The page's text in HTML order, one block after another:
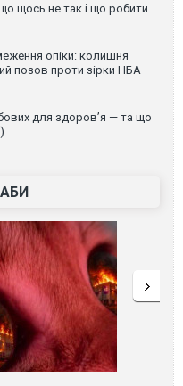
щось не так і що робити
опіки: колишня
позов проти зірки НБА
для здоров’я — та що